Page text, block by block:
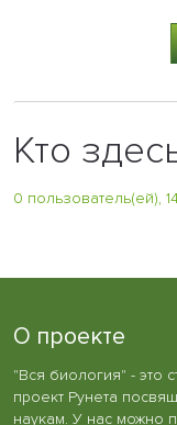
Кто
0 пользователь(ей),
О проекте
"Вся биология" - это
проект Рунета
наукам. У нас можно